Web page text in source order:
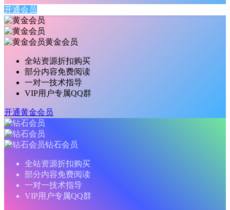
开通会员
黄金会员
全站资源折扣购买
部分内容免费阅读
一对一技术指导
VIP用户专属QQ群
开通黄金会员
钻石会员
全站资源折扣购买
部分内容免费阅读
一对一技术指导
VIP用户专属QQ群